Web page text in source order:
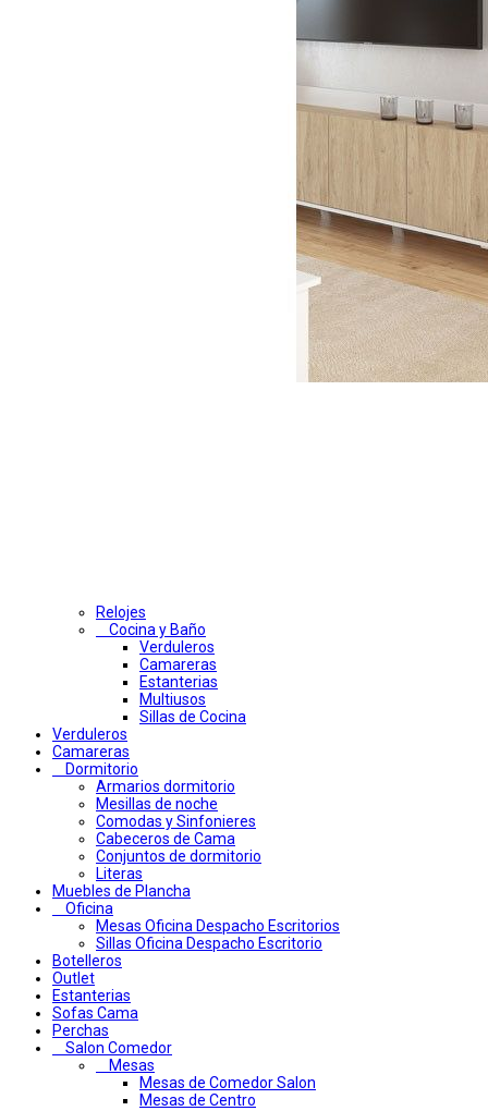
Relojes
Cocina y Baño
Verduleros
Camareras
Estanterias
Multiusos
Sillas de Cocina
Verduleros
Camareras
Dormitorio
Armarios dormitorio
Mesillas de noche
Comodas y Sinfonieres
Cabeceros de Cama
Conjuntos de dormitorio
Literas
Muebles de Plancha
Oficina
Mesas Oficina Despacho Escritorios
Sillas Oficina Despacho Escritorio
Botelleros
Outlet
Estanterias
Sofas Cama
Perchas
Salon Comedor
Mesas
Mesas de Comedor Salon
Mesas de Centro